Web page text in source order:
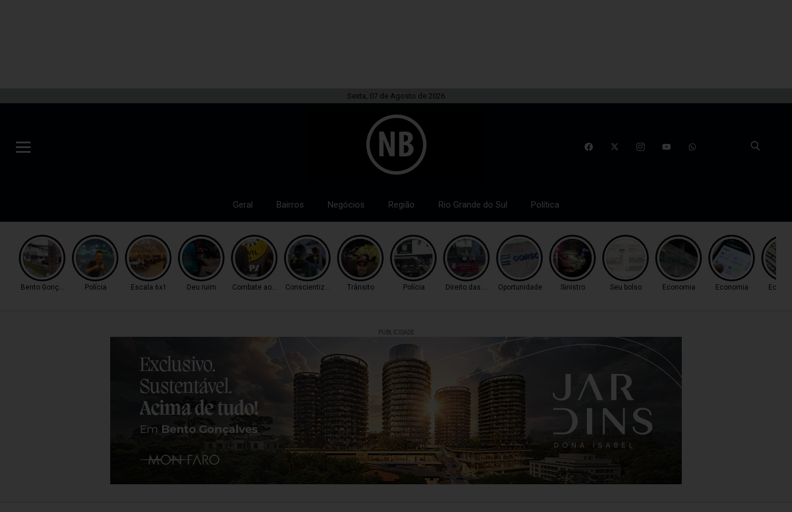
Sexta, 07 de Agosto de 2026
Geral Bairros Negócios Região Rio Grande do Sul Política
Bento Gonçalves Polícia Escala 6x1 Deu ruim Combate ao TráficoConscientização Trânsito Polícia Direito das MulheresOportunidade Sinistro Seu bolso Economia Economia
PUBLICIDADE